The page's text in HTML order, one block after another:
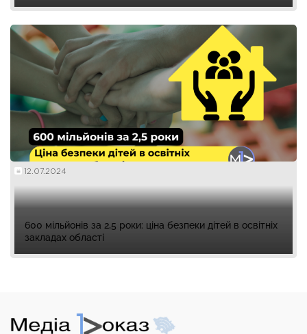
12.07.2024
600 мільйонів за 2,5 роки: ціна безпеки дітей в освітніх
закладах області